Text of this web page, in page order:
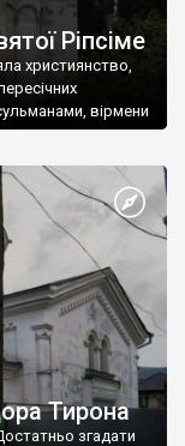
Ріпсіме
християнство,
вірмени
Тирона
згадати